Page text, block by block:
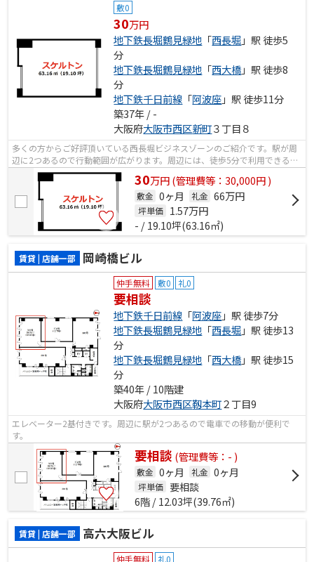
敷0
30万円
地下鉄長堀鶴見緑地 「西長堀」駅 徒歩5
分
地下鉄長堀鶴見緑地 「西大橋」駅 徒歩8
分
地下鉄千日前線 「阿波座」駅 徒歩11分
築37年 / -
大阪府大阪市西区新町３丁目８
多くの方からご好評頂いている西長堀ビジネスゾーンのご紹介です。駅が周
辺に2つあるので行動範囲が広がります。周辺には、徒歩5分で利用できる駅
があります。
30万円(管理費等：30,000円 )
敷金 0ヶ月 礼金 66万円
坪単価 1.57万円
- / 19.10坪(63.16㎡)
賃貸 | 店舗一部 岡崎橋ビル
仲手無料 敷0 礼0
要相談
地下鉄千日前線 「阿波座」駅 徒歩7分
地下鉄長堀鶴見緑地 「西長堀」駅 徒歩13
分
地下鉄長堀鶴見緑地 「西大橋」駅 徒歩15
分
築40年 / 10階建
大阪府大阪市西区靱本町２丁目9
エレベーター2基付きです。周辺に駅が2つあるので電車での移動が便利で
す。
要相談 (管理費等：- )
敷金 0ヶ月 礼金 0ヶ月
坪単価
要相談
6階 / 12.03坪(39.76㎡)
賃貸 | 店舗一部 高六大阪ビル
仲手無料 礼0